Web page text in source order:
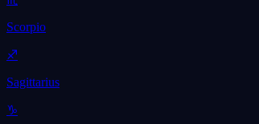
Scorpio
♐
Sagittarius
♑